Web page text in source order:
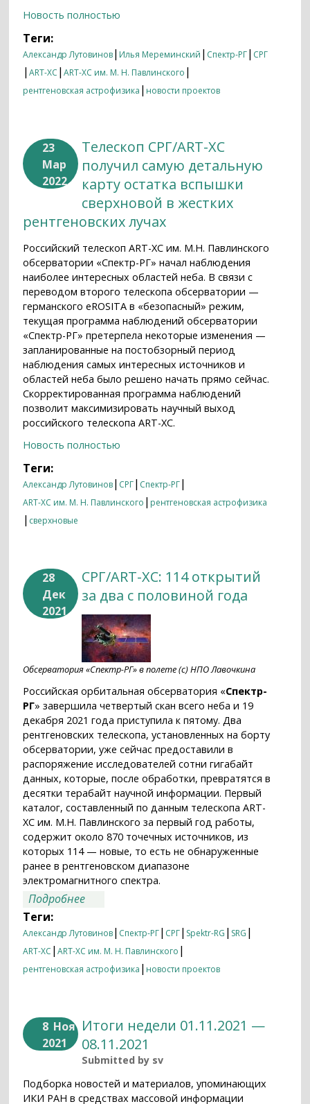
Новость полностью
Теги:
Александр Лутовинов| Илья Мереминский | Спектр-РГ| СРГ
|ART-XC |ART-XC им. М. Н. Павлинского |
рентгеновская астрофизика | новости проектов
23
Мар
2022
Телескоп СРГ/ART-XC
получил самую детальную
карту остатка вспышки
сверхновой в жестких
рентгеновских лучах
Российский телескоп ART-XC им. М.Н. Павлинского
обсерватории «Спектр-РГ» начал наблюдения
наиболее интересных областей неба. В связи с
переводом второго телескопа обсерватории —
германского eROSITA в «безопасный» режим,
текущая программа наблюдений обсерватории
«Спектр-РГ» претерпела некоторые изменения —
запланированные на постобзорный период
наблюдения самых интересных источников и
областей неба было решено начать прямо сейчас.
Скорректированная программа наблюдений
позволит максимизировать научный выход
российского телескопа ART-XC.
Новость полностью
Теги:
Александр Лутовинов| СРГ| Спектр-РГ|
ART-XC им. М. Н. Павлинского | рентгеновская астрофизика
| сверхновые
28
Дек
2021
СРГ/ART-XC: 114 открытий
за два с половиной года
Обсерватория «Спектр-РГ» в полете (с) НПО Лавочкина
Российская орбитальная обсерватория «Спектр-
РГ» завершила четвертый скан всего неба и 19
декабря 2021 года приступила к пятому. Два
рентгеновских телескопа, установленных на борту
обсерватории, уже сейчас предоставили в
распоряжение исследователей сотни гигабайт
данных, которые, после обработки, превратятся в
десятки терабайт научной информации. Первый
каталог, составленный по данным телескопа ART-
XC им. М.Н. Павлинского за первый год работы,
содержит около 870 точечных источников, из
которых 114 — новые, то есть не обнаруженные
ранее в рентгеновском диапазоне
электромагнитного спектра.
Подробнее
Теги:
Александр Лутовинов| Спектр-РГ| СРГ| Spektr-RG | SRG |
ART-XC |ART-XC им. М. Н. Павлинского |
рентгеновская астрофизика | новости проектов
8 Ноя
2021
Итоги недели 01.11.2021 —
08.11.2021
Submitted by sv
Подборка новостей и материалов, упоминающих
ИКИ РАН в средствах массовой информации